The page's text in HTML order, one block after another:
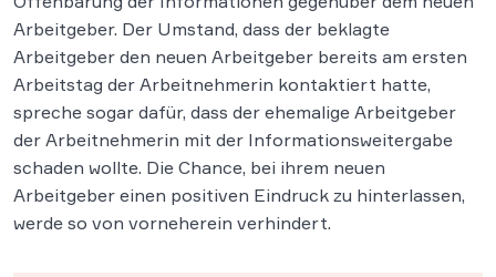
Arbeitgeber. Der Umstand, dass der beklagte
Arbeitgeber den neuen Arbeitgeber bereits am ersten
Arbeitstag der Arbeitnehmerin kontaktiert hatte,
spreche sogar dafür, dass der ehemalige Arbeitgeber
der Arbeitnehmerin mit der Informationsweitergabe
schaden wollte. Die Chance, bei ihrem neuen
Arbeitgeber einen positiven Eindruck zu hinterlassen,
werde so von vorneherein verhindert.